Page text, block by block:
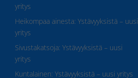
yritys
Heikompaa ainesta: Ystävyyksistä – uusi
yritys
Sivustakatsoja: Ystävyyksistä – uusi
yritys
Kuntalainen: Ystävyyksistä – uusi yritys